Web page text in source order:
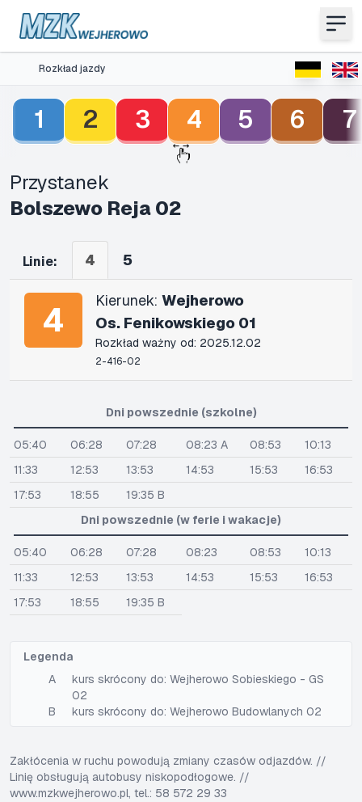
Rozkład jazdy
1 2 3 4 5 6 7
Przystanek
Bolszewo Reja 02
Linie: 4 5
4 Kierunek: Wejherowo
Os. Fenikowskiego 01
Rozkład ważny od: 2025.12.02
2-416-02
Dni powszednie (szkolne)
05:40 06:28 07:28 08:23 A 08:53
10:13
11:33
12:53 13:53 14:53 15:53
16:53
17:53
18:55
19:35 B
Dni powszednie (w ferie i wakacje)
05:40 06:28 07:28 08:23 08:53
10:13
11:33
12:53 13:53 14:53 15:53
16:53
17:53
18:55 19:35 B
Legenda
A
kurs skrócony do: Wejherowo Sobieskiego - GS
02
B
kurs skrócony do: Wejherowo Budowlanych 02
Zakłócenia w ruchu powodują zmiany czasów odjazdów. //
Linię obsługują autobusy niskopodłogowe. //
www.mzkwejherowo.pl, tel.: 58 572 29 33